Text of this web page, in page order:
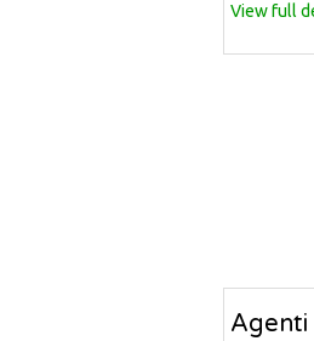
View full
Agenti